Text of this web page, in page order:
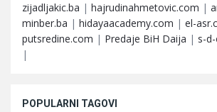
zijadljakic.ba | hajrudinahmetovic.com |
minber.ba | hidayaacademy.com | el-
putsredine.com | Predaje BiH Daija | s-
|
POPULARNI TAGOVI